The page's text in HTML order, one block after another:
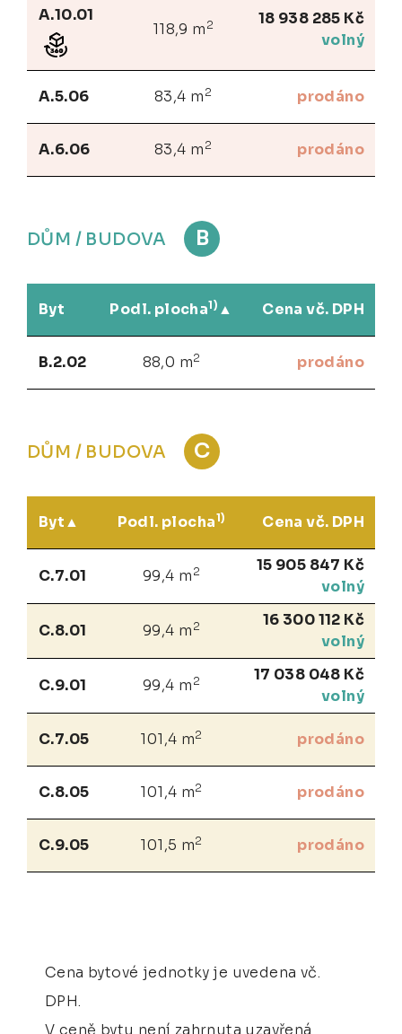
A.10.01
118,9 m 2
18 938 285 Kč
volný
A.5.06 83,4 m 2 prodáno
A.6.06 83,4 m 2 prodáno
DŮM / BUDOVA B
Byt Podl. plocha1) Cena vč. DPH
B.2.02 88,0 m2 prodáno
DŮM / BUDOVA C
Byt Podl. plocha1) Cena vč. DPH
C.7.01 99,4 m 2
15 905 847 Kč
volný
C.8.01 99,4 m 2
16 300 112 Kč
volný
C.9.01 99,4 m 2
17 038 048 Kč
volný
C.7.05 101,4 m2 prodáno
C.8.05 101,4 m2 prodáno
C.9.05 101,5 m2 prodáno
Cena bytové jednotky je uvedena vč.
DPH.
V ceně bytu není zahrnuta uzavřená